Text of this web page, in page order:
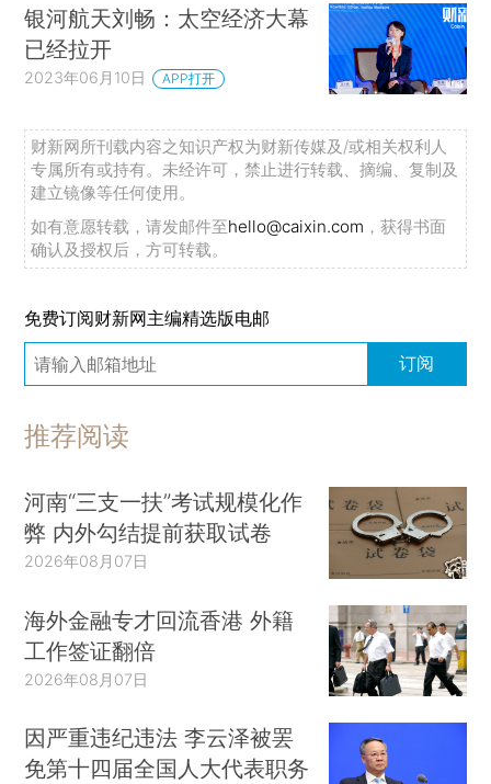
银河航天刘畅：太空经济大幕
已经拉开
2023年06月10日 APP打开
财新网所刊载内容之知识产权为财新传媒及/或相关权利人
专属所有或持有。未经许可，禁止进行转载、摘编、复制及
建立镜像等任何使用。
如有意愿转载，请发邮件至hello@caixin.com ，获得书面
确认及授权后，方可转载。
免费订阅财新网主编精选版电邮
订阅
推荐阅读
河南“三支一扶”考试规模化作
弊 内外勾结提前获取试卷
2026年08月07日
海外金融专才回流香港 外籍
工作签证翻倍
2026年08月07日
因严重违纪违法 李云泽被罢
免第十四届全国人大代表职务